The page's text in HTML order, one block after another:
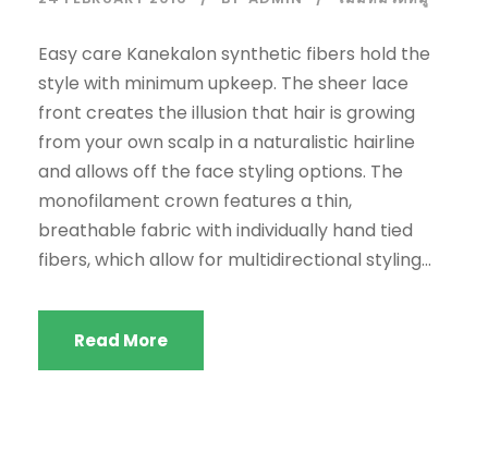
Easy care Kanekalon synthetic fibers hold the
style with minimum upkeep. The sheer lace
front creates the illusion that hair is growing
from your own scalp in a naturalistic hairline
and allows off the face styling options. The
monofilament crown features a thin,
breathable fabric with individually hand tied
fibers, which allow for multidirectional styling...
Read More